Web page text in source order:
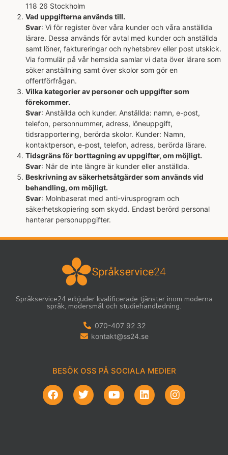
118 26 Stockholm
Vad uppgifterna används till.
Svar: Vi för register över våra kunder och våra anställda
lärare. Dessa används för avtal med kunder och anställda
samt löner, faktureringar och nyhetsbrev eller post utskick.
Via formulär på vår hemsida samlar vi data över lärare som
söker anställning samt över skolor som gör en
offertförfrågan.
Vilka kategorier av personer och uppgifter som
förekommer.
Svar: Anställda och kunder. Anställda: namn, e-post,
telefon, personnummer, adress, löneuppgift,
tidsrapportering, berörda skolor. Kunder: Namn,
kontaktperson, e-post, telefon, adress, berörda lärare.
Tidsgräns för borttagning av uppgifter, om möjligt.
Svar: När de inte längre är kunder eller anställda.
Beskrivning av säkerhetsåtgärder som används vid
behandling, om möjligt.
Svar: Molnbaserat med anti-virusprogram och
säkerhetskopiering som skydd. Endast berörd personal
hanterar personuppgifter.
Språkservice24 erbjuder kvalificerade tjänster inom moderna
språk, modersmål och studiehandledning.
070-407 92 32
kontakt@ss24.se
BESÖK OSS PÅ SOCIALA MEDIER